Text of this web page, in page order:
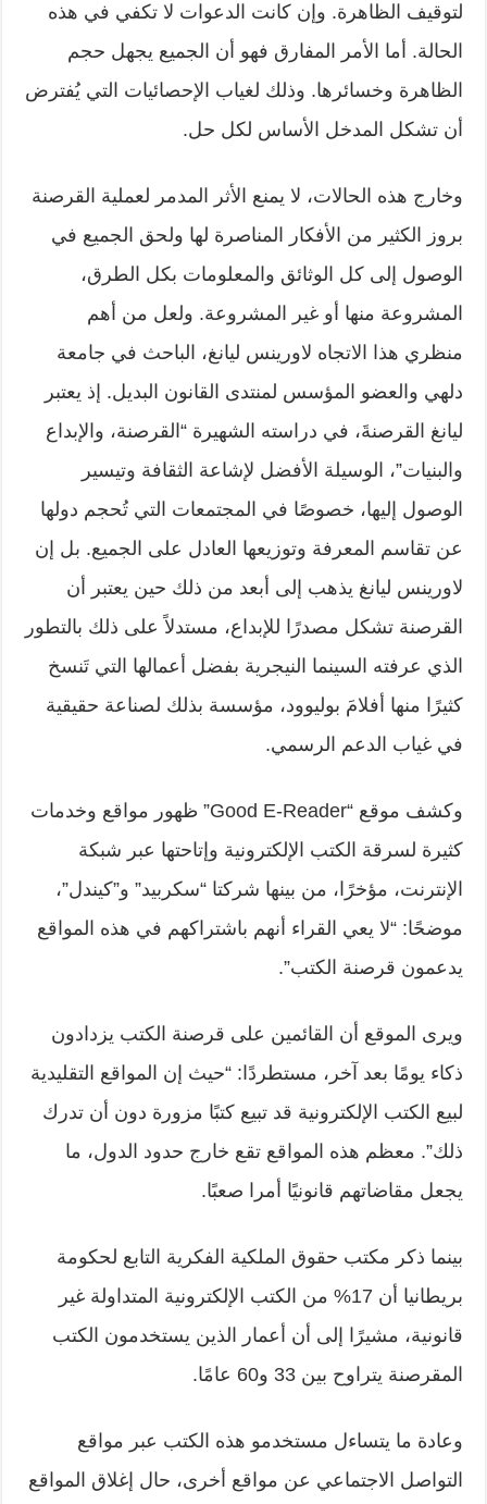
لتوقيف الظاهرة. وإن كانت الدعوات لا تكفي في هذه
الحالة. أما الأمر المفارق فهو أن الجميع يجهل حجم
الظاهرة وخسائرها. وذلك لغياب الإحصائيات التي يُفترض
أن تشكل المدخل الأساس لكل حل.
وخارج هذه الحالات، لا يمنع الأثر المدمر لعملية القرصنة
بروز الكثير من الأفكار المناصرة لها ولحق الجميع في
الوصول إلى كل الوثائق والمعلومات بكل الطرق،
المشروعة منها أو غير المشروعة. ولعل من أهم
منظري هذا الاتجاه لاورينس ليانغ، الباحث في جامعة
دلهي والعضو المؤسس لمنتدى القانون البديل. إذ يعتبر
ليانغ القرصنةَ، في دراسته الشهيرة “القرصنة، والإبداع
والبنيات”، الوسيلة الأفضل لإشاعة الثقافة وتيسير
الوصول إليها، خصوصًا في المجتمعات التي تُحجم دولها
عن تقاسم المعرفة وتوزيعها العادل على الجميع. بل إن
لاورينس ليانغ يذهب إلى أبعد من ذلك حين يعتبر أن
القرصنة تشكل مصدرًا للإبداع، مستدلاً على ذلك بالتطور
الذي عرفته السينما النيجرية بفضل أعمالها التي تَنسخ
كثيرًا منها أفلامَ بوليوود، مؤسسة بذلك لصناعة حقيقية
في غياب الدعم الرسمي.
وكشف موقع “Good E-Reader” ظهور مواقع وخدمات
كثيرة لسرقة الكتب الإلكترونية وإتاحتها عبر شبكة
الإنترنت، مؤخرًا، من بينها شركتا “سكربيد” و”كيندل”،
موضحًا: “لا يعي القراء أنهم باشتراكهم في هذه المواقع
يدعمون قرصنة الكتب”.
ويرى الموقع أن القائمين على قرصنة الكتب يزدادون
ذكاء يومًا بعد آخر، مستطردًا: “حيث إن المواقع التقليدية
لبيع الكتب الإلكترونية قد تبيع كتبًا مزورة دون أن تدرك
ذلك”. معظم هذه المواقع تقع خارج حدود الدول، ما
يجعل مقاضاتهم قانونيًا أمرا صعبًا.
بينما ذكر مكتب حقوق الملكية الفكرية التابع لحكومة
بريطانيا أن 17% من الكتب الإلكترونية المتداولة غير
قانونية، مشيرًا إلى أن أعمار الذين يستخدمون الكتب
المقرصنة يتراوح بين 33 و60 عامًا.
وعادة ما يتساءل مستخدمو هذه الكتب عبر مواقع
التواصل الاجتماعي عن مواقع أخرى، حال إغلاق المواقع